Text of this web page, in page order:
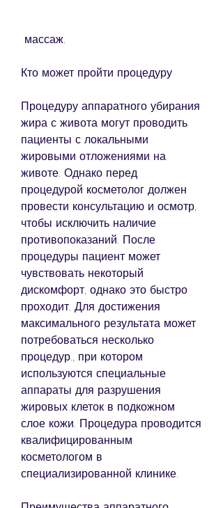
массаж.
Кто может пройти процедуру
Процедуру аппаратного убирания
жира с живота могут проводить
пациенты с локальными
жировыми отложениями на
животе. Однако перед
процедурой косметолог должен
провести консультацию и осмотр,
чтобы исключить наличие
противопоказаний. После
процедуры пациент может
чувствовать некоторый
дискомфорт, однако это быстро
проходит. Для достижения
максимального результата может
потребоваться несколько
процедур., при котором
используются специальные
аппараты для разрушения
жировых клеток в подкожном
слое кожи. Процедура проводится
квалифицированным
косметологом в
специализированной клинике.